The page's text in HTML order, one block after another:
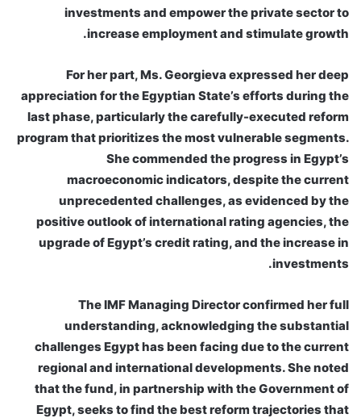
investments and empower the private sector to
increase employment and stimulate growth.
For her part, Ms. Georgieva expressed her deep
appreciation for the Egyptian State’s efforts during the
last phase, particularly the carefully-executed reform
program that prioritizes the most vulnerable segments.
She commended the progress in Egypt’s
macroeconomic indicators, despite the current
unprecedented challenges, as evidenced by the
positive outlook of international rating agencies, the
upgrade of Egypt’s credit rating, and the increase in
investments.
The IMF Managing Director confirmed her full
understanding, acknowledging the substantial
challenges Egypt has been facing due to the current
regional and international developments. She noted
that the fund, in partnership with the Government of
Egypt, seeks to find the best reform trajectories that